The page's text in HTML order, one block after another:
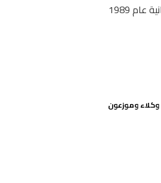
عام 1989
وكلاء وموزعون